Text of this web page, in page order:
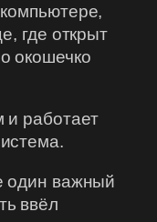
где открыт
окошечко
и работает
один важный
ввёл